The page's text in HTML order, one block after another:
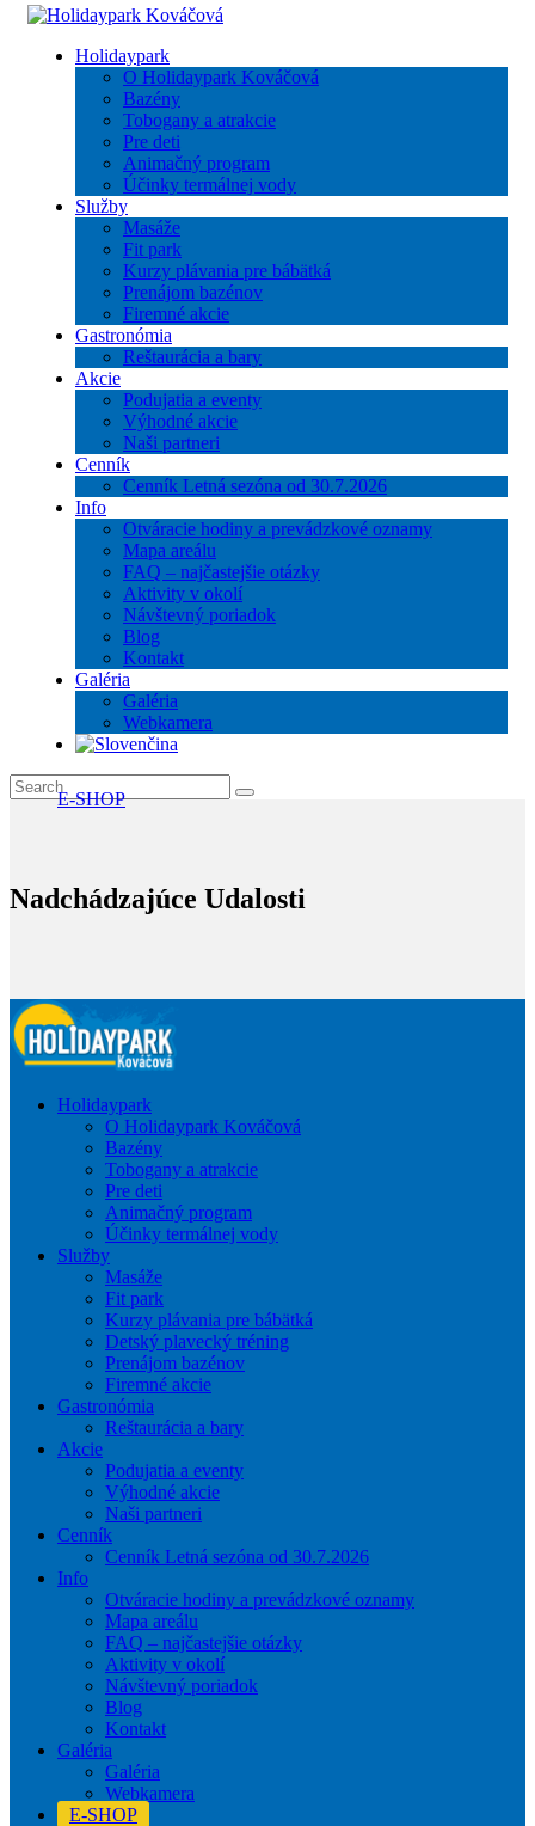
Holidaypark
O Holidaypark Kováčová
Bazény
Tobogany a atrakcie
Pre deti
Animačný program
Účinky termálnej vody
Služby
Masáže
Fit park
Kurzy plávania pre bábätká
Prenájom bazénov
Firemné akcie
Gastronómia
Reštaurácia a bary
Akcie
Podujatia a eventy
Výhodné akcie
Naši partneri
Cenník
Cenník Letná sezóna od 30.7.2026
Info
Otváracie hodiny a prevádzkové oznamy
Mapa areálu
FAQ – najčastejšie otázky
Aktivity v okolí
Návštevný poriadok
Blog
Kontakt
Galéria
Galéria
Webkamera
E-SHOP
Nadchádzajúce Udalosti
Holidaypark
O Holidaypark Kováčová
Bazény
Tobogany a atrakcie
Pre deti
Animačný program
Účinky termálnej vody
Služby
Masáže
Fit park
Kurzy plávania pre bábätká
Detský plavecký tréning
Prenájom bazénov
Firemné akcie
Gastronómia
Reštaurácia a bary
Akcie
Podujatia a eventy
Výhodné akcie
Naši partneri
Cenník
Cenník Letná sezóna od 30.7.2026
Info
Otváracie hodiny a prevádzkové oznamy
Mapa areálu
FAQ – najčastejšie otázky
Aktivity v okolí
Návštevný poriadok
Blog
Kontakt
Galéria
Galéria
Webkamera
E-SHOP